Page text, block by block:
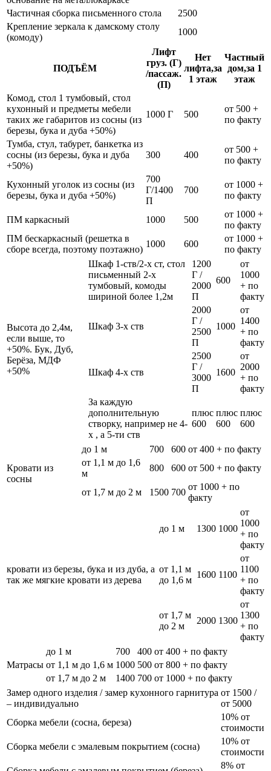
Частичная сборка письменного стола
2500
Крепление зеркала к дамскому столу
(комоду)
1000
ПОДЪЁМ
Лифт
груз. (Г)
/пассаж.
(П)
Нет
лифта,за
1 этаж
Частный
дом,за 1
этаж
Комод, стол 1 тумбовый, стол
кухонный и предметы мебели
таких же габаритов из сосны (из
березы, бука и дуба +50%)
1000 Г 500
от 500 +
по факту
Тумба, стул, табурет, банкетка из
сосны (из березы, бука и дуба
+50%)
300 400
от 500 +
по факту
Кухонный уголок из сосны (из
березы, бука и дуба +50%)
700
Г/1400
П
700
от 1000 +
по факту
ПМ каркасный 1000 500
от 1000 +
по факту
ПМ бескаркасный (решетка в
сборе всегда, поэтому поэтажно)
1000 600
от 1000 +
по факту
Высота до 2,4м,
если выше, то
+50%. Бук, Дуб,
Берёза, МДФ
+50%
Шкаф 1-ств/2-х ст, стол
письменный 2-х
тумбовый, комоды
шириной более 1,2м
1200
Г /
2000
П
600
от
1000
+ по
факту
Шкаф 3-х ств
2000
Г /
2500
П
1000
от
1400
+ по
факту
Шкаф 4-х ств
2500
Г /
3000
П
1600
от
2000
+ по
факту
За каждую
дополнительную
створку, например не 4-
х , а 5-ти ств
плюс
600
плюс
600
плюс
600
Кровати из
сосны
до 1 м 700 600 от 400 + по факту
от 1,1 м до 1,6
м
800 600 от 500 + по факту
от 1,7 м до 2 м 1500 700
от 1000 + по
факту
кровати из березы, бука и из дуба, а
так же мягкие кровати из дерева
до 1 м 1300 1000
от
1000
+ по
факту
от 1,1 м
до 1,6 м
1600 1100
от
1100
+ по
факту
от 1,7 м
до 2 м
2000 1300
от
1300
+ по
факту
Матрасы
до 1 м 700 400 от 400 + по факту
от 1,1 м до 1,6 м 1000 500 от 800 + по факту
от 1,7 м до 2 м
1400 700 от 1000 + по факту
Замер одного изделия / замер кухонного гарнитура
– индивидуально
от 1500 /
от 5000
Сборка мебели (сосна, береза)
10% от
стоимости
Сборка мебели с эмалевым покрытием (сосна)
10% от
стоимости
8% от